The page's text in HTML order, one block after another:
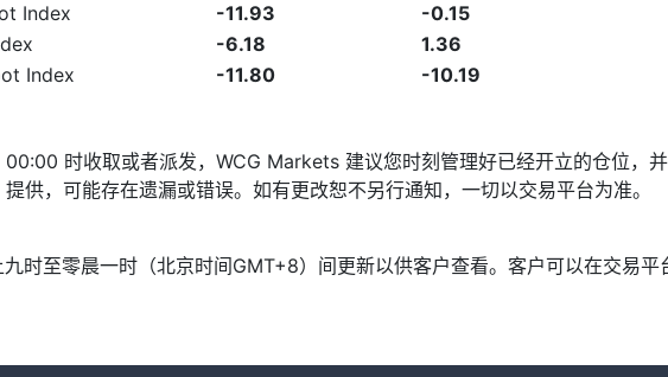
Index -11.93
-0.15
-6.18
1.36
Index -11.80 -10.19
时收取或者派发，WCG Markets 建议您时刻管理好已经开立的仓位，
供，可能存在遗漏或错误。如有更改恕不另行通知，一切以交易平台为准。
时至零晨一时（北京时间GMT+8）间更新以供客户查看。客户可以在交易